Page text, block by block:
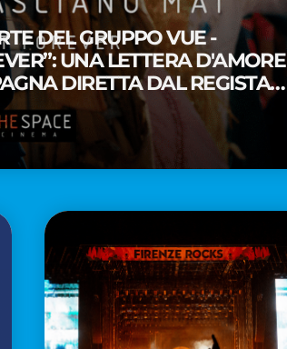
DEL GRUPPO VUE -
UNA LETTERA D'AMORE
DIRETTA DAL REGISTA